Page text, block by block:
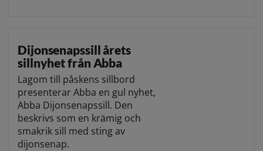
Dijonsenapssill årets
sillnyhet från Abba
Lagom till påskens sillbord
presenterar Abba en gul nyhet,
Abba Dijonsenapssill. Den
beskrivs som en krämig och
smakrik sill med sting av
dijonsenap.